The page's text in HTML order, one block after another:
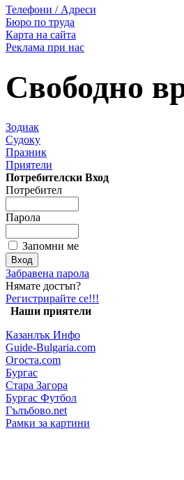
Телефони / Адреси
Бюро по труда
Карта на сайта
Реклама при нас
Свободно
Зодиак
Судоку
Празник
Приятели
Потребителски Вход
Потребител
Парола
Запомни ме
Забравена парола
Нямате достъп?
Регистрирайте се!!!
Наши приятели
Казанлък Инфо
Guide-Bulgaria.com
Огоста.com
Бургас
Стара Загора
Бургас Футбол
Гълъбово.net
Рамки за картини